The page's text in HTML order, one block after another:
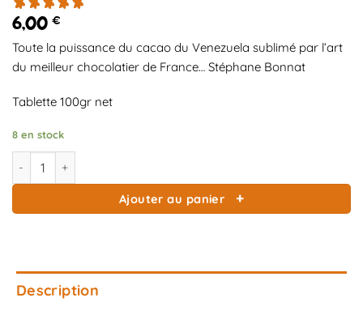
6,00 €
Toute la puissance du cacao du Venezuela sublimé par l’art
du meilleur chocolatier de France… Stéphane Bonnat
Tablette 100gr net
8 en stock
quantité de Chocolat Noir Bonnat Puerto Cabello 75 %
Ajouter au panier
Description